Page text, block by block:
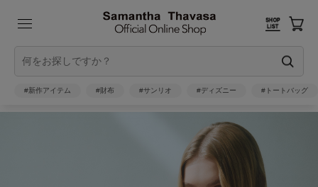
#新作アイテム #財布 #サンリオ #ディズニー #トートバッグ